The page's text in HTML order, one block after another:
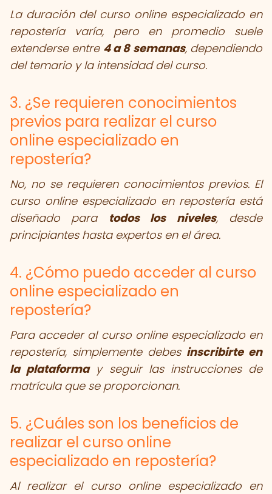
La duración del curso online especializado en
repostería varía, pero en promedio suele
extenderse entre 4 a 8 semanas, dependiendo
del temario y la intensidad del curso.
3. ¿Se requieren conocimientos
previos para realizar el curso
online especializado en
repostería?
No, no se requieren conocimientos previos. El
curso online especializado en repostería está
diseñado para todos los niveles, desde
principiantes hasta expertos en el área.
4. ¿Cómo puedo acceder al curso
online especializado en
repostería?
Para acceder al curso online especializado en
repostería, simplemente debes inscribirte en
la plataformay seguir las instrucciones de
matrícula que se proporcionan.
5. ¿Cuáles son los beneficios de
realizar el curso online
especializado en repostería?
Al realizar el curso online especializado en